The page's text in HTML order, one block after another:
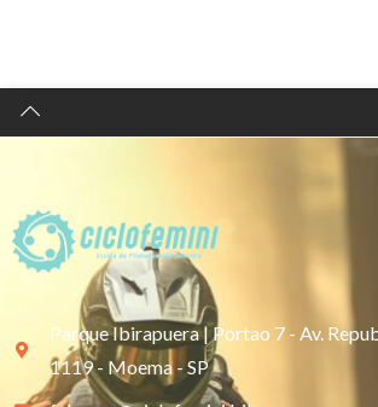
Parque Ibirapuera | Portao 7 - Av.
1119 - Moema - SP